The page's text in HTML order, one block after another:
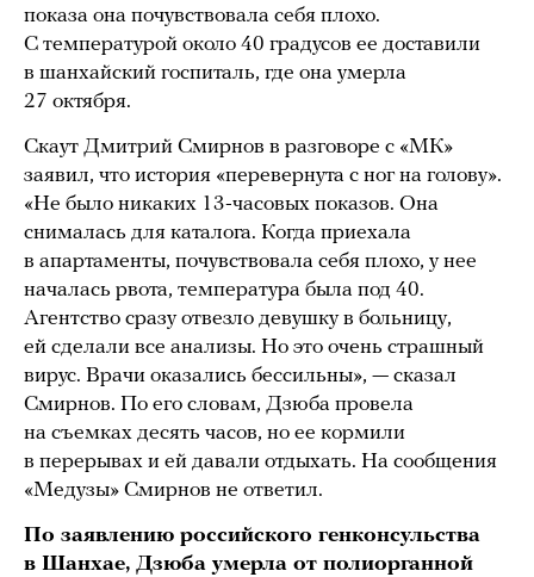
показа она почувствовала себя плохо.
С температурой около 40 градусов ее доставили
в шанхайский госпиталь, где она умерла
27 октября.
Скаут Дмитрий Смирнов в разговоре с «МК»
заявил, что история «перевернута с ног на голову».
«Не было никаких 13-часовых показов. Она
снималась для каталога. Когда приехала
в апартаменты, почувствовала себя плохо, у нее
началась рвота, температура была под 40.
Агентство сразу отвезло девушку в больницу,
ей сделали все анализы. Но это очень страшный
вирус. Врачи оказались бессильны», — сказал
Смирнов. По его словам, Дзюба провела
на съемках десять часов, но ее кормили
в перерывах и ей давали отдыхать. На сообщения
«Медузы» Смирнов не ответил.
По заявлению российского генконсульства
в Шанхае, Дзюба умерла от полиорганной